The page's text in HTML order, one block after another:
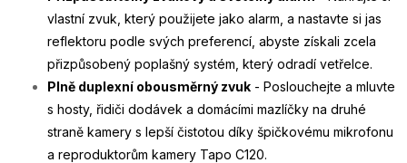
vlastní zvuk, který použijete jako alarm, a nastavte si jas
reflektoru podle svých preferencí, abyste získali zcela
přizpůsobený poplašný systém, který odradí vetřelce.
Plně duplexní obousměrný zvuk - Poslouchejte a mluvte
s hosty, řidiči dodávek a domácími mazlíčky na druhé
straně kamery s lepší čistotou díky špičkovému mikrofonu
a reproduktorům kamery Tapo C120.